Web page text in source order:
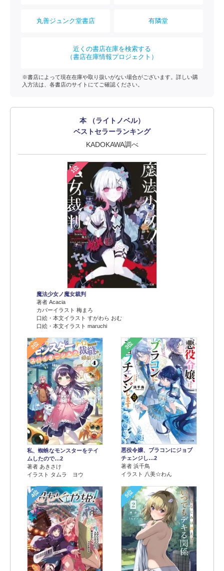
丸善ジュンク堂書店 有隣堂
近くの書店在庫を検索する
（書店在庫情報プロジェクト）
※書店によって現在在庫や取り扱いがない場合がございます。詳しい購
入方法は、各書店のサイトにてご確認ください。
本 （ライトノベル）
ベストセラーランキング
KADOKAWA調べ
1位
魔法少女ノ魔女裁判
著者 Acacia
カバーイラスト 梅まろ
口絵・本文イラスト すがわら おむ
口絵・本文イラスト maruchi
2位
私、蜘蛛なモンスターをテイ
ムしたので…2
著者 あきさけ
イラスト タムラ ヨウ
3位
悪役令嬢、ブラコンにジョブ
チェンジし…2
著者 浜千鳥
イラスト 八美☆わん
4位 5位